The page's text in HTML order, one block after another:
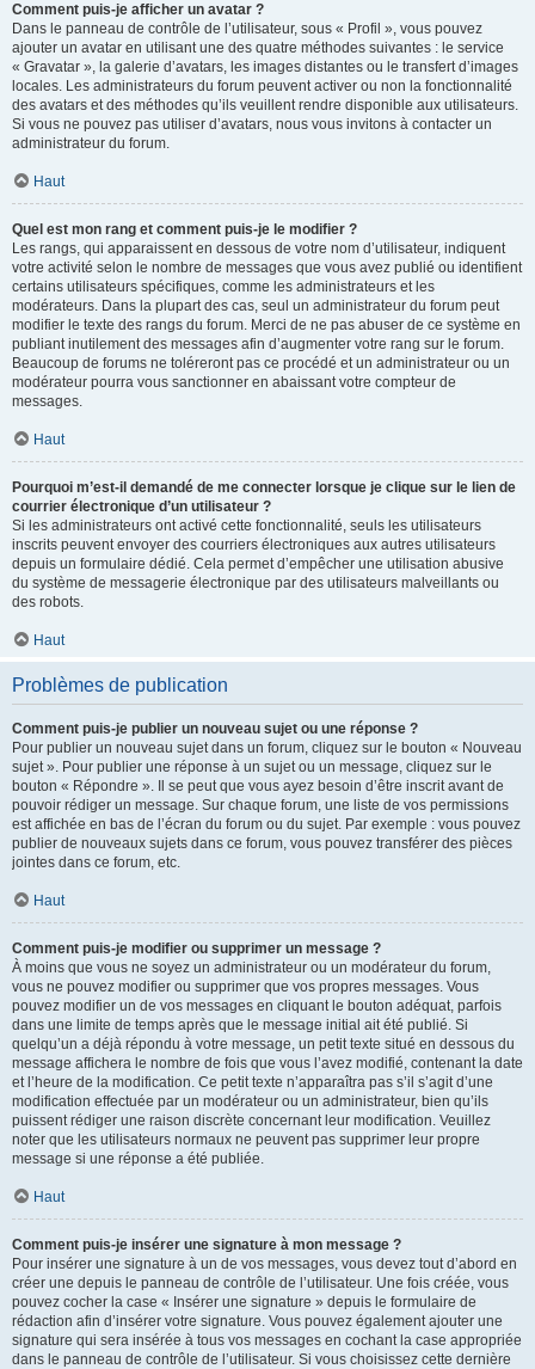
Comment puis-je afficher un avatar ?
Dans le panneau de contrôle de l’utilisateur, sous « Profil », vous pouvez
ajouter un avatar en utilisant une des quatre méthodes suivantes : le service
« Gravatar », la galerie d’avatars, les images distantes ou le transfert d’images
locales. Les administrateurs du forum peuvent activer ou non la fonctionnalité
des avatars et des méthodes qu’ils veuillent rendre disponible aux utilisateurs.
Si vous ne pouvez pas utiliser d’avatars, nous vous invitons à contacter un
administrateur du forum.
Haut
Quel est mon rang et comment puis-je le modifier ?
Les rangs, qui apparaissent en dessous de votre nom d’utilisateur, indiquent
votre activité selon le nombre de messages que vous avez publié ou identifient
certains utilisateurs spécifiques, comme les administrateurs et les
modérateurs. Dans la plupart des cas, seul un administrateur du forum peut
modifier le texte des rangs du forum. Merci de ne pas abuser de ce système en
publiant inutilement des messages afin d’augmenter votre rang sur le forum.
Beaucoup de forums ne toléreront pas ce procédé et un administrateur ou un
modérateur pourra vous sanctionner en abaissant votre compteur de
messages.
Haut
Pourquoi m’est-il demandé de me connecter lorsque je clique sur le lien de
courrier électronique d’un utilisateur ?
Si les administrateurs ont activé cette fonctionnalité, seuls les utilisateurs
inscrits peuvent envoyer des courriers électroniques aux autres utilisateurs
depuis un formulaire dédié. Cela permet d’empêcher une utilisation abusive
du système de messagerie électronique par des utilisateurs malveillants ou
des robots.
Haut
Problèmes de publication
Comment puis-je publier un nouveau sujet ou une réponse ?
Pour publier un nouveau sujet dans un forum, cliquez sur le bouton « Nouveau
sujet ». Pour publier une réponse à un sujet ou un message, cliquez sur le
bouton « Répondre ». Il se peut que vous ayez besoin d’être inscrit avant de
pouvoir rédiger un message. Sur chaque forum, une liste de vos permissions
est affichée en bas de l’écran du forum ou du sujet. Par exemple : vous pouvez
publier de nouveaux sujets dans ce forum, vous pouvez transférer des pièces
jointes dans ce forum, etc.
Haut
Comment puis-je modifier ou supprimer un message ?
À moins que vous ne soyez un administrateur ou un modérateur du forum,
vous ne pouvez modifier ou supprimer que vos propres messages. Vous
pouvez modifier un de vos messages en cliquant le bouton adéquat, parfois
dans une limite de temps après que le message initial ait été publié. Si
quelqu’un a déjà répondu à votre message, un petit texte situé en dessous du
message affichera le nombre de fois que vous l’avez modifié, contenant la date
et l’heure de la modification. Ce petit texte n’apparaîtra pas s’il s’agit d’une
modification effectuée par un modérateur ou un administrateur, bien qu’ils
puissent rédiger une raison discrète concernant leur modification. Veuillez
noter que les utilisateurs normaux ne peuvent pas supprimer leur propre
message si une réponse a été publiée.
Haut
Comment puis-je insérer une signature à mon message ?
Pour insérer une signature à un de vos messages, vous devez tout d’abord en
créer une depuis le panneau de contrôle de l’utilisateur. Une fois créée, vous
pouvez cocher la case « Insérer une signature » depuis le formulaire de
rédaction afin d’insérer votre signature. Vous pouvez également ajouter une
signature qui sera insérée à tous vos messages en cochant la case appropriée
dans le panneau de contrôle de l’utilisateur. Si vous choisissez cette dernière